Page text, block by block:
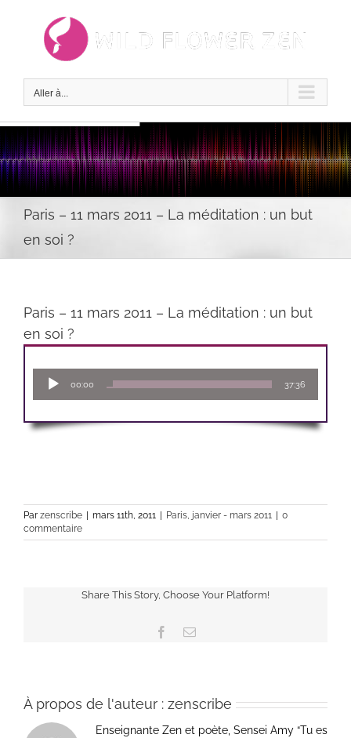
Aller à...
Paris – 11 mars 2011 – La méditation : un but
en soi ?
Paris – 11 mars 2011 – La méditation : un but
en soi ?
audio
00:00 37:36
Par zenscribe mars 11th, 2011 Paris, janvier - mars 2011
0
commentaire
Share This Story, Choose Your Platform!
Facebook
Email
À propos de l'auteur : zenscribe
Enseignante Zen et poète, Sensei Amy “Tu es